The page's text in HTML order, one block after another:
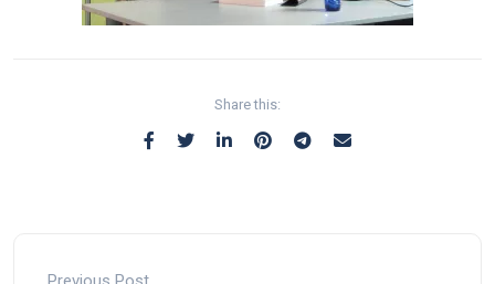
Share this: